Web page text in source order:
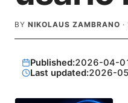
BY NIKOLAUS ZAMBRANO ·
Published:2026-04-
Last updated:2026-